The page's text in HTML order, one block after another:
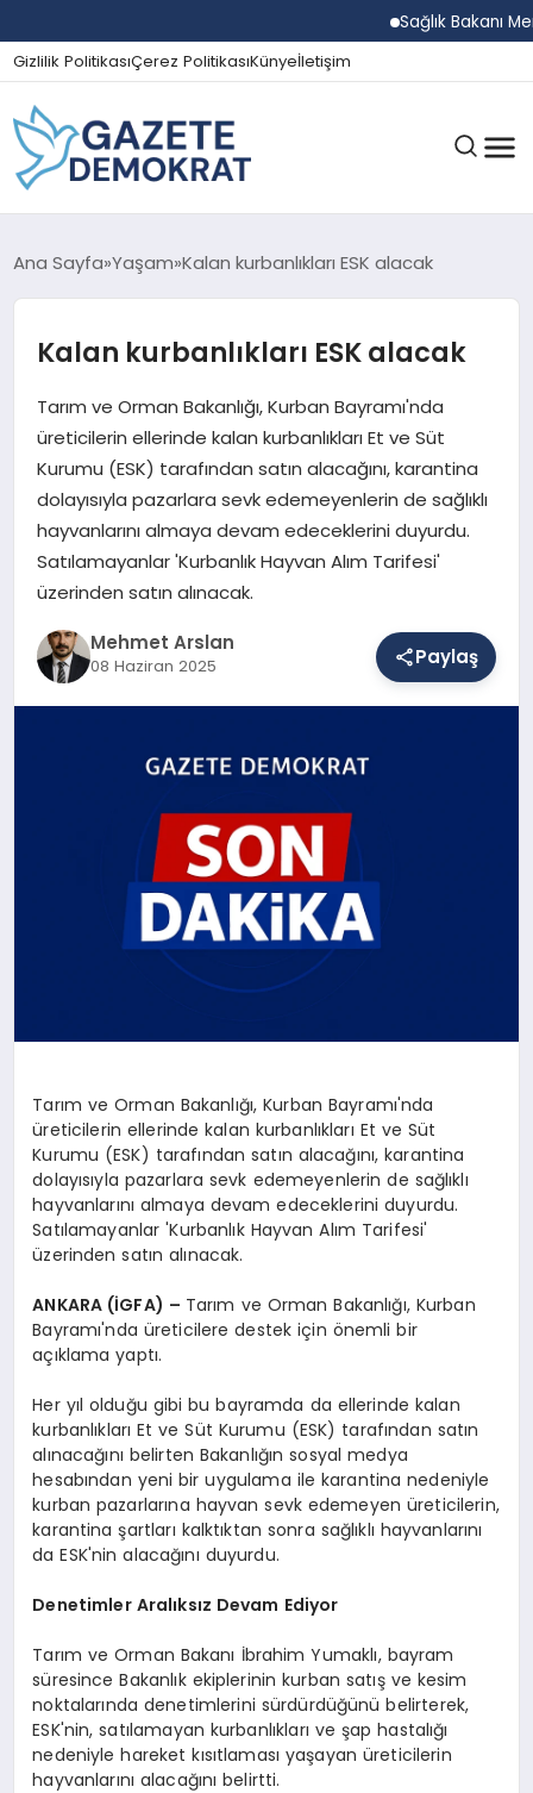
Sağlık Bakanı
Gizlilik PolitikasıÇerez PolitikasıKünyeİletişim
GÜNDEM
EKONOMI
SPOR
MAGAZIN
EĞITIM
Ana Sayfa Yaşam Kalan kurbanlıkları ESK alacak
Kalan kurbanlıkları ESK alacak
Tarım ve Orman Bakanlığı, Kurban Bayramı'nda
üreticilerin ellerinde kalan kurbanlıkları Et ve Süt
Kurumu (ESK) tarafından satın alacağını, karantina
dolayısıyla pazarlara sevk edemeyenlerin de sağlıklı
hayvanlarını almaya devam edeceklerini duyurdu.
Satılamayanlar 'Kurbanlık Hayvan Alım Tarifesi'
üzerinden satın alınacak.
Mehmet Arslan
08 Haziran 2025 Paylaş
Tarım ve Orman Bakanlığı, Kurban Bayramı'nda
üreticilerin ellerinde kalan kurbanlıkları Et ve Süt
Kurumu (ESK) tarafından satın alacağını, karantina
dolayısıyla pazarlara sevk edemeyenlerin de sağlıklı
hayvanlarını almaya devam edeceklerini duyurdu.
Satılamayanlar 'Kurbanlık Hayvan Alım Tarifesi'
üzerinden satın alınacak.
ANKARA (İGFA) – Tarım ve Orman Bakanlığı, Kurban
Bayramı'nda üreticilere destek için önemli bir
açıklama yaptı.
Her yıl olduğu gibi bu bayramda da ellerinde kalan
kurbanlıkları Et ve Süt Kurumu (ESK) tarafından satın
alınacağını belirten Bakanlığın sosyal medya
hesabından yeni bir uygulama ile karantina nedeniyle
kurban pazarlarına hayvan sevk edemeyen üreticilerin,
karantina şartları kalktıktan sonra sağlıklı hayvanlarını
da ESK'nin alacağını duyurdu.
Denetimler Aralıksız Devam Ediyor
Tarım ve Orman Bakanı İbrahim Yumaklı, bayram
süresince Bakanlık ekiplerinin kurban satış ve kesim
noktalarında denetimlerini sürdürdüğünü belirterek,
ESK'nin, satılamayan kurbanlıkları ve şap hastalığı
nedeniyle hareket kısıtlaması yaşayan üreticilerin
hayvanlarını alacağını belirtti.